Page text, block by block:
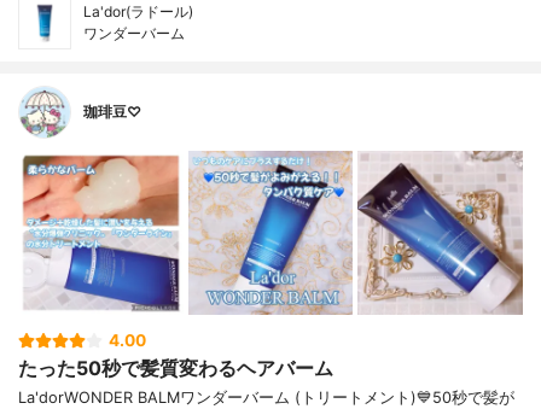
La'dor(ラドール)
ワンダーバーム
珈琲豆♡
4.00
たった50秒で髪質変わるヘアバーム
La'dorWONDER BALMワンダーバーム (トリートメント)💙50秒で髪が